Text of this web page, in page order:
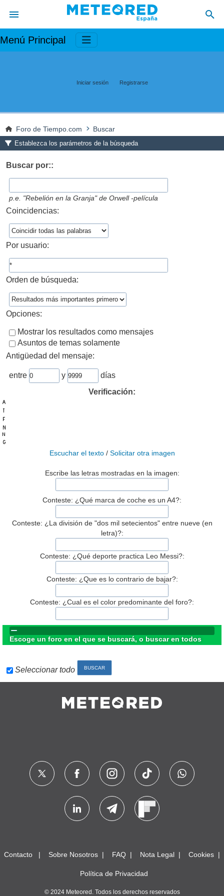
Menú Principal
Iniciar sesión Registrarse
Foro de Tiempo.com Buscar
Establezca los parámetros de la búsqueda
Buscar por::
p.e. "Rebelión en la Granja" de Orwell -película
Coincidencias:
Por usuario:
Orden de búsqueda:
Opciones:
Mostrar los resultados como mensajes
Asuntos de temas solamente
Antigüedad del mensaje:
entre y
días
Verificación:
Escuchar el texto/ Solicitar otra imagen
Escribe las letras mostradas en la imagen:
Conteste: ¿Qué marca de coche es un A4?:
Conteste: ¿La división de "dos mil setecientos" entre nueve (en
letra)?:
Conteste: ¿Qué deporte practica Leo Messi?:
Conteste: ¿Que es lo contrario de bajar?:
Conteste: ¿Cual es el color predominante del foro?:
Escoge un foro en el que se buscará, o buscar en todos
Seleccionar todo
Contacto Sobre Nosotros FAQ Nota Legal Cookies
Política de Privacidad
© 2024 Meteored. Todos los derechos reservados